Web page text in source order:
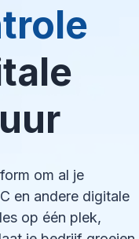
om al je
en andere digitale
op één plek,